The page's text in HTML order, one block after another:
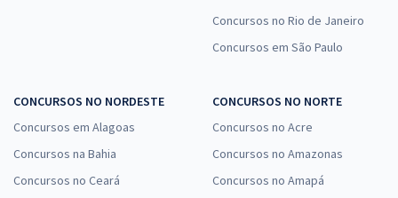
Concursos no Rio de Janeiro
Concursos em São Paulo
CONCURSOS NO NORDESTE
Concursos em Alagoas
Concursos na Bahia
Concursos no Ceará
CONCURSOS NO NORTE
Concursos no Acre
Concursos no Amazonas
Concursos no Amapá